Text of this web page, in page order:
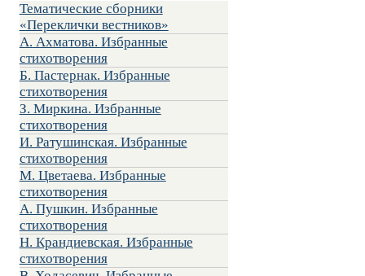
Тематические сборники
«Переклички вестников»
А. Ахматова. Избранные
стихотворения
Б. Пастернак. Избранные
стихотворения
З. Миркина. Избранные
стихотворения
И. Ратушинская. Избранные
стихотворения
М. Цветаева. Избранные
стихотворения
А. Пушкин. Избранные
стихотворения
Н. Крандиевская. Избранные
стихотворения